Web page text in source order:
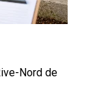
Nord de